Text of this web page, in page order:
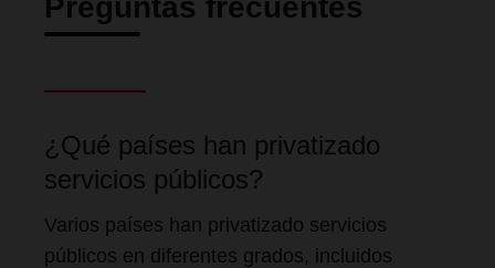
Preguntas frecuentes
¿Qué países han privatizado
servicios públicos?
Varios países han privatizado servicios
públicos en diferentes grados, incluidos